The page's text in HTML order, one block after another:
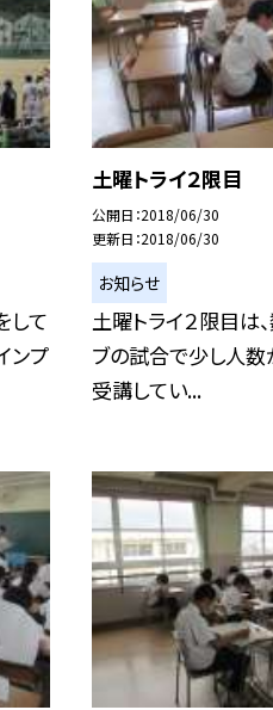
して
ンプ
土曜トライ２限目
公開日 2018/06/30
更新日 2018/06/30
お知らせ
土曜トライ２限目は
ブの試合で少し人数
受講してい...